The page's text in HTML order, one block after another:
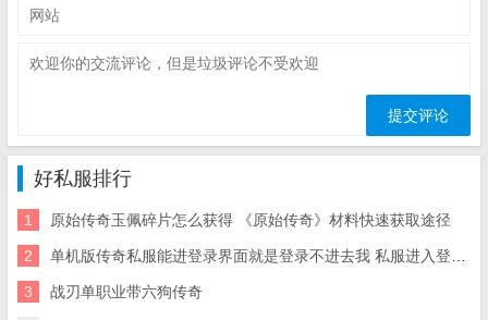
好私服排行
1 原始传奇玉佩碎片怎么获得 《原始传奇》材料快速获取途径
2 单机版传奇私服能进登录界面就是登录不进去我 私服进入登陆界面后就是登陆不了···
3 战刃单职业带六狗传奇